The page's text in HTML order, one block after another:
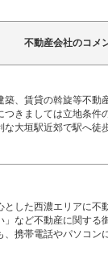
不動産会社のコメ
築、賃貸の斡旋等不動
つきましては立地条件
な大垣駅近郊で駅へ徒
した西濃エリアに不
」など不動産に関す
、携帯電話やパソコン